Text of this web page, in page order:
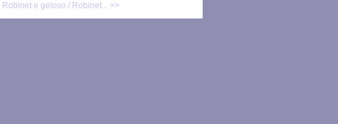
Robinet e geloso / Robinet... >>